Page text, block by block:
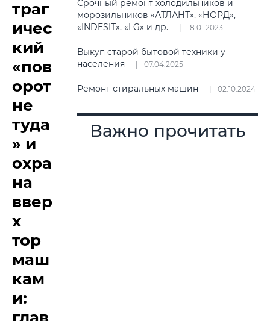
траг
ичес
кий
«пов
орот
не
туда
» и
охра
на
ввер
х
тор
маш
кам
и:
Срочный ремонт холодильников и
морозильников «АТЛАНТ», «НОРД»,
«INDESIT», «LG» и др.
18.01.2023
Выкуп старой бытовой техники у
населения
07.04.2025
Ремонт стиральных машин 02.10.2024
Важно прочитать